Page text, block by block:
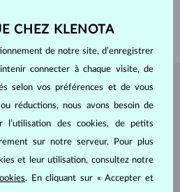
KLENOTA
CHEZ KLENOTA
de notre site, d’enregistrer
connecter à chaque visite, de
selon vos préférences et de vous
réductions, nous avons besoin de
l’utilisation des cookies, de petits
sur notre serveur. Pour plus
et leur utilisation, consultez notre
. En cliquant sur « Accepter et